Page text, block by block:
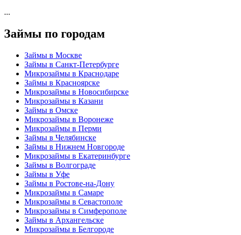
...
Займы по городам
Займы в Москве
Займы в Санкт-Петербурге
Микрозаймы в Краснодаре
Займы в Красноярске
Микрозаймы в Новосибирске
Микрозаймы в Казани
Займы в Омске
Микрозаймы в Воронеже
Микрозаймы в Перми
Займы в Челябинске
Займы в Нижнем Новгороде
Микрозаймы в Екатеринбурге
Займы в Волгограде
Займы в Уфе
Займы в Ростове-на-Дону
Микрозаймы в Самаре
Микрозаймы в Севастополе
Микрозаймы в Симферополе
Займы в Архангельске
Микрозаймы в Белгороде